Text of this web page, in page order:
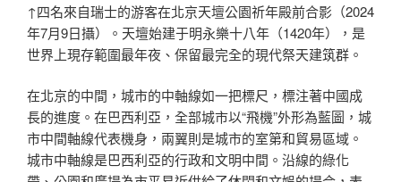
↑四名來自瑞士的游客在北京天壇公園祈年殿前合影（2024
年7月9日攝）。天壇始建于明永樂十八年（1420年），是
世界上現存範圍最年夜、保留最完全的現代祭天建筑群。
在北京的中間，城市的中軸線如一把標尺，標注著中國成
長的進度。在巴西利亞，全部城市以“飛機”外形為藍圖，城
市中間軸線代表機身，兩翼則是城市的室第和貿易區域。
城市中軸線是巴西利亞的行政和文明中間。沿線的綠化